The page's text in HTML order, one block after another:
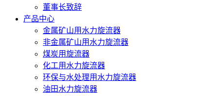
董事长致辞
产品中心
金属矿山用水力旋流器
非金属矿山用水力旋流器
煤炭用旋流器
化工用水力旋流器
环保与水处理用水力旋流器
油田水力旋流器